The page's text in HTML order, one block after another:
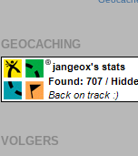
GEOCACHING
VOLGERS